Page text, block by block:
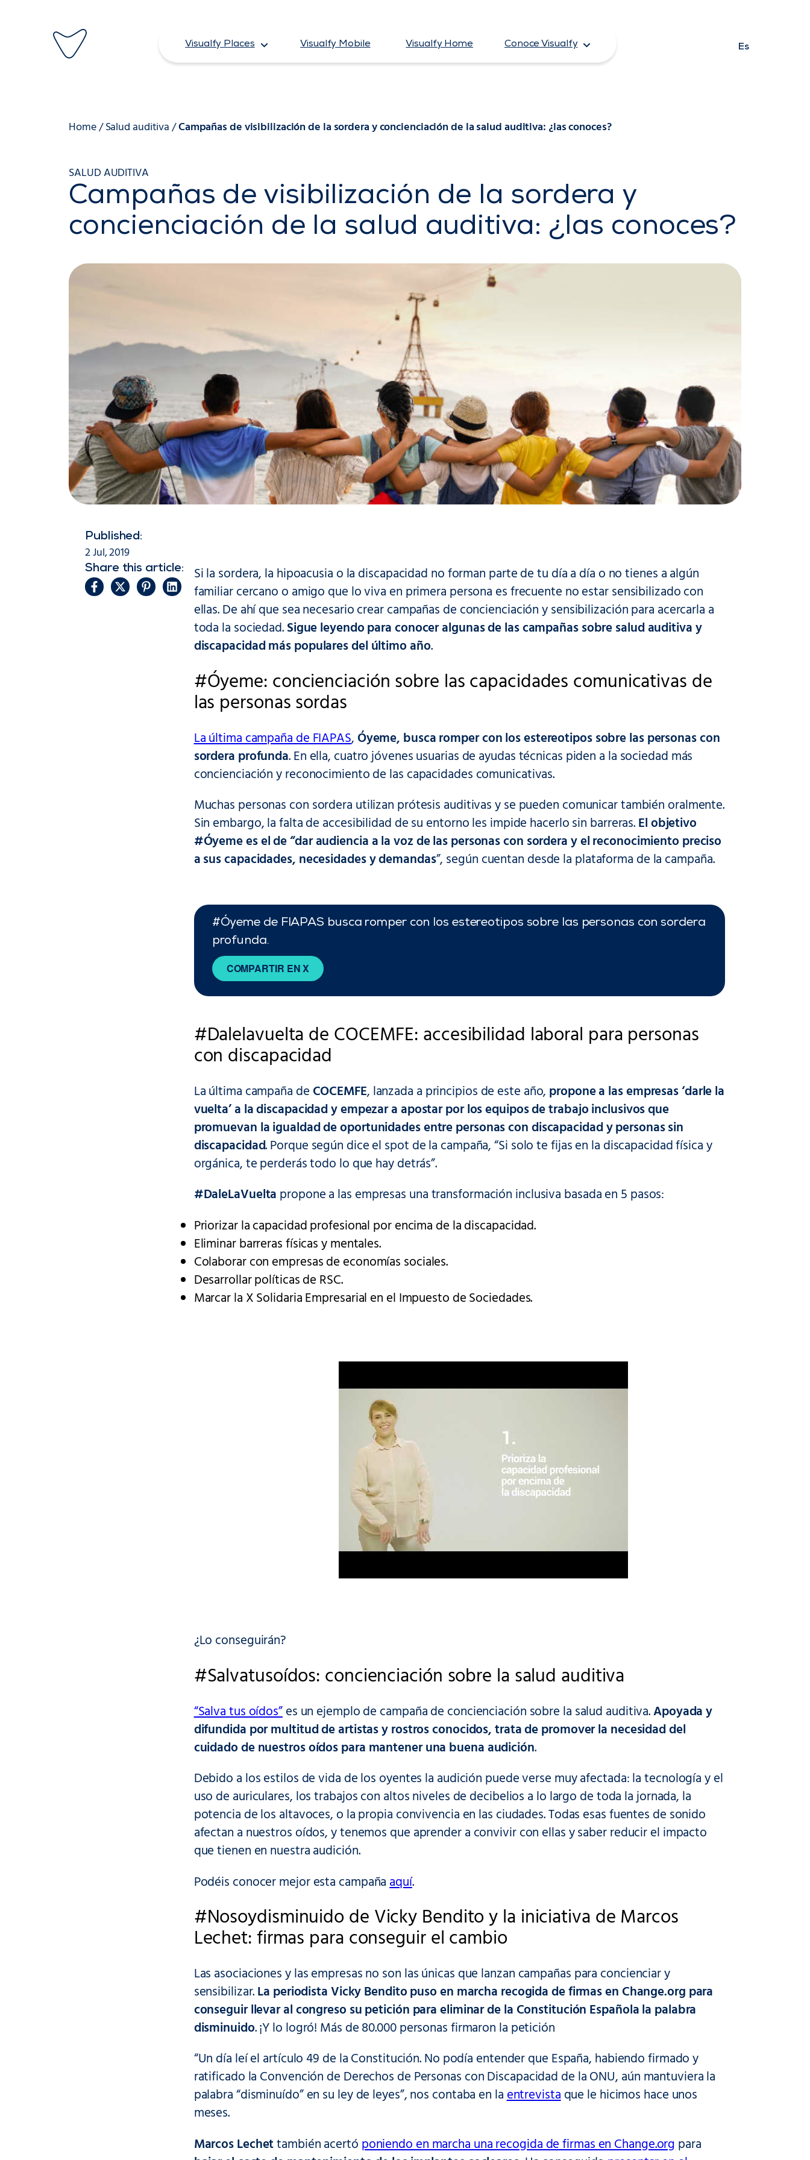
contenido
Visualfy Places Visualfy Mobile Visualfy Home Conoce Visualfy Es
Home/Salud auditiva/Campañas de visibilización de la sordera y concienciación de la salud auditiva: ¿las conoces?
SALUD AUDITIVA
Campañas de visibilización de la sordera y
concienciación de la salud auditiva: ¿las conoces?
Published:
2 Jul, 2019
Share this article:
Si la sordera, la hipoacusia o la discapacidad no forman parte de tu día a día o no tienes a algún
familiar cercano o amigo que lo viva en primera persona es frecuente no estar sensibilizado con
ellas. De ahí que sea necesario crear campañas de concienciación y sensibilización para acercarla a
toda la sociedad.Sigue leyendo para conocer algunas de las campañas sobre salud auditiva y
discapacidad más populares del último año.
#Óyeme: concienciación sobre las capacidades comunicativas de
las personas sordas
La última campaña de FIAPAS, Óyeme, busca romper con los estereotipos sobre las personas con
sordera profunda. En ella, cuatro jóvenes usuarias de ayudas técnicas piden a la sociedad más
concienciación y reconocimiento de las capacidades comunicativas.
Muchas personas con sordera utilizan prótesis auditivas y se pueden comunicar también oralmente.
Sin embargo, la falta de accesibilidad de su entorno les impide hacerlo sin barreras.El objetivo
#Óyeme es el de “dar audiencia a la voz de las personas con sordera y el reconocimiento preciso
a sus capacidades, necesidades y demandas”, según cuentan desde la plataforma de la campaña.
#Óyeme de FIAPAS busca romper con los estereotipos sobre las personas con sordera
profunda.
COMPARTIR EN X
#Dalelavuelta de COCEMFE: accesibilidad laboral para personas
con discapacidad
La última campaña de COCEMFE, lanzada a principios de este año, propone a las empresas ‘darle la
vuelta’ a la discapacidad y empezar a apostar por los equipos de trabajo inclusivos que
promuevan la igualdad de oportunidades entre personas con discapacidad y personas sin
discapacidad. Porque según dice el spot de la campaña, “Si solo te fijas en la discapacidad física y
orgánica, te perderás todo lo que hay detrás”.
#DaleLaVuelta propone a las empresas una transformación inclusiva basada en 5 pasos:
Priorizar la capacidad profesional por encima de la discapacidad.
Eliminar barreras físicas y mentales.
Colaborar con empresas de economías sociales.
Desarrollar políticas de RSC.
Marcar la X Solidaria Empresarial en el Impuesto de Sociedades.
¿Lo conseguirán?
#Salvatusoídos: concienciación sobre la salud auditiva
“Salva tus oídos”es un ejemplo de campaña de concienciación sobre la salud auditiva.Apoyada y
difundida por multitud de artistas y rostros conocidos, trata de promover la necesidad del
cuidado de nuestros oídos para mantener una buena audición.
Debido a los estilos de vida de los oyentes la audición puede verse muy afectada: la tecnología y el
uso de auriculares, los trabajos con altos niveles de decibelios a lo largo de toda la jornada, la
potencia de los altavoces, o la propia convivencia en las ciudades. Todas esas fuentes de sonido
afectan a nuestros oídos, y tenemos que aprender a convivir con ellas y saber reducir el impacto
que tienen en nuestra audición.
Podéis conocer mejor esta campañaaquí.
#Nosoydisminuido de Vicky Bendito y la iniciativa de Marcos
Lechet: firmas para conseguir el cambio
Las asociaciones y las empresas no son las únicas que lanzan campañas para concienciar y
sensibilizar.La periodista Vicky Bendito puso en marcha recogida de firmas en Change.org para
conseguir llevar al congreso su petición para eliminar de la Constitución Española la palabra
disminuido. ¡Y lo logró! Más de 80.000 personas firmaron la petición
“Un día leí el artículo 49 de la Constitución. No podía entender que España, habiendo firmado y
ratificado la Convención de Derechos de Personas con Discapacidad de la ONU, aún mantuviera la
palabra “disminuído” en su ley de leyes”, nos contaba en laentrevistaque le hicimos hace unos
meses.
Marcos Lechettambién acertó poniendo en marcha una recogida de firmas en Change.orgpara